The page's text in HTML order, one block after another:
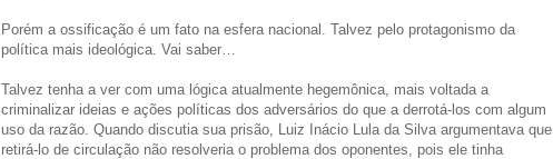
Porém a ossificação é um fato na esfera nacional. Talvez pelo protagonismo da
política mais ideológica. Vai saber…
Talvez tenha a ver com uma lógica atualmente hegemônica, mais voltada a
criminalizar ideias e ações políticas dos adversários do que a derrotá-los com algum
uso da razão. Quando discutia sua prisão, Luiz Inácio Lula da Silva argumentava que
retirá-lo de circulação não resolveria o problema dos oponentes, pois ele tinha